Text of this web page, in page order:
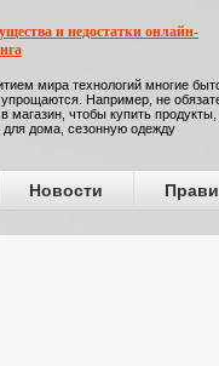
и недостатки онлайн-
мира технологий многие
упрощаются. Например, не
магазин, чтобы купить продукты,
для дома, сезонную одежду
Новости